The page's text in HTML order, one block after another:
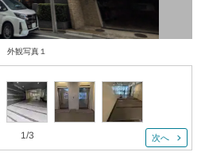
外観写真１
1/3 次へ